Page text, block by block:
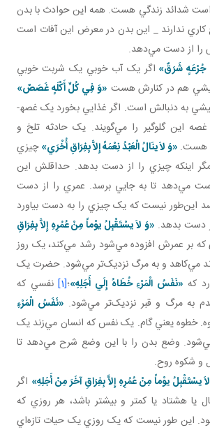
شدائد زندگي هست. همه اين حوادث با بدن
کاري ندارند _ اين بدن در معرض اين آفات است
را از دست مي‌دهد.
شَرَقٌ» اگر يک آب خوبي يک شربت خوبي
هم در کنارش هست «وَ فِي کُلِّ أَکْلَهٍ غَصَصٌ»
به دنبالش است. اگر غذايي بخورد يک غصه­
اين گلوگير را مي‌گويند. يک حادثه تلخ و
هست. «وَ لاَ ينَالُ الْعَبْدُ نِعْمَهً إِلاَّ بِفِرَاقِ أُخْرَي»چيزي
اينکه چيزي را از دست بدهد. حداقلش اين
مي‌دهد تا به جايي برسد. عمري را از دست
اين‌طور نيست که يک چيزي را به دست بياورد
دست بدهد. «وَ لاَ يسْتَقْبِلُ يوْماً مِنْ عُمُرِهِ إِلاَّ بِفِرَاقِ
که بر عمرش افزوده مي‌شود رشد مي‌کند، يک روز
مي‌کاهد و به مرگ نزديک‌تر مي‌شود. حضرت يک
که «نَفَسُ‏ الْمَرْءِ خُطَاهُ‏ إِلَي‏ أَجَلِهِ»؛[1] نفسي که
به مرگ و قبر نزديک‌تر مي‌شود. «نَفَسُ‏ الْمَرْءِ
خطوه يعني گام. يک نفس که انسان مي‌زند يک
وضع بدن را با اين وضع شرح مي‌دهد تا
و شکوه روح.
يسْتَقْبِلُ يوْماً مِنْ عُمُرِهِ إِلاَّ بِفِرَاقِ آخَرَ مِنْ أَجَلِهِ» اگر
هشتاد يا کمتر و بيشتر باشد، هر روزي که
اين طور نيست که يک روزي يک حيات تازه‌اي